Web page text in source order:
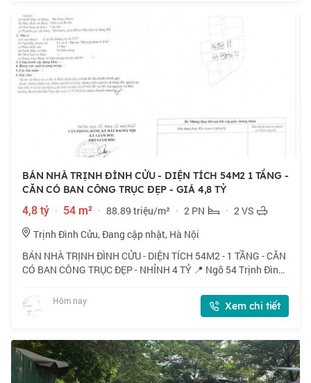
BÁN NHÀ TRỊNH ĐÌNH CỬU - DIỆN TÍCH 54M2 1 TẦNG -
CĂN CÓ BAN CÔNG TRỤC ĐẸP - GIÁ 4,8 TỶ
4,8 tỷ · 54 m² · 88.89 triệu/m² · 2 PN · 2 VS
Trịnh Đình Cửu, Đang cập nhật, Hà Nội
BÁN NHÀ TRỊNH ĐÌNH CỬU - DIỆN TÍCH 54M2 - 1 TẦNG - CĂN
CÓ BAN CÔNG TRỤC ĐẸP - NHỈNH 4 TỶ 📍 Ngõ 54 Trịnh Đình
tiện cho việc mua sắm. 🏠 54m2 x 1
Hôm nay Xem chi tiết